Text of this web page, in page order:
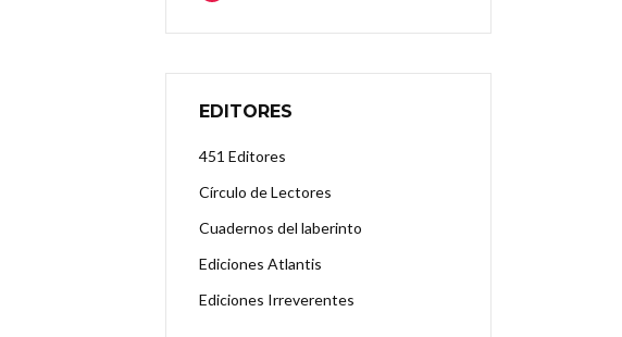
EDITORES
451 Editores
Círculo de Lectores
Cuadernos del laberinto
Ediciones Atlantis
Ediciones Irreverentes